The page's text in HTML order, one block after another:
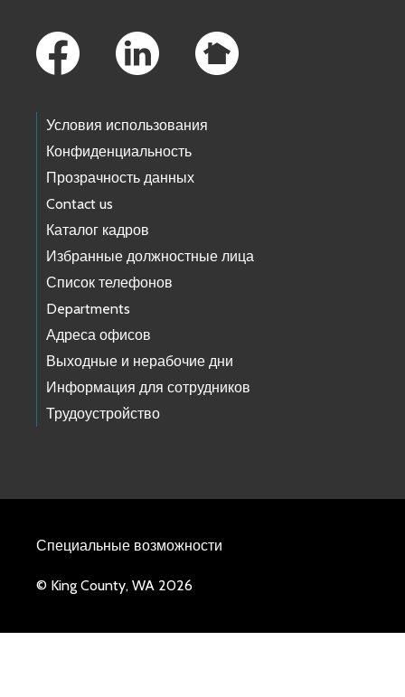
Условия использования
Конфиденциальность
Прозрачность данных
Contact us
Каталог кадров
Избранные должностные лица
Список телефонов
Departments
Адреса офисов
Выходные и нерабочие дни
Информация для сотрудников
Трудоустройство
Специальные возможности
© King County, WA 2026